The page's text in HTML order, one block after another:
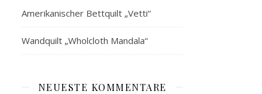
Amerikanischer Bettquilt „Vetti“
Wandquilt „Wholcloth Mandala“
NEUESTE KOMMENTARE